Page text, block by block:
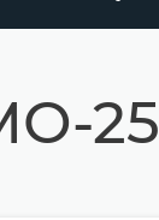
25